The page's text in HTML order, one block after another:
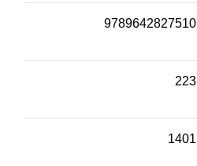
9789642827510
223
1401